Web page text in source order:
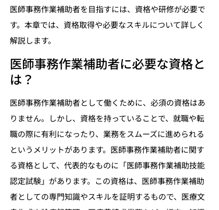
医師事務作業補助者を目指すには、資格や研修が必要で
す。本章では、資格取得や必要なスキルについて詳しく
解説します。
医師事務作業補助者に必要な資格と
は？
医師事務作業補助者として働くために、必須の資格はあ
りません。しかし、資格を持っていることで、就職や転
職の際に有利になったり、業務をスムーズに進められる
というメリットがあります。医師事務作業補助者に関す
る資格として、代表的なものに「医師事務作業補助技能
認定試験」があります。この資格は、医師事務作業補助
者としての専門知識やスキルを証明するもので、医療文